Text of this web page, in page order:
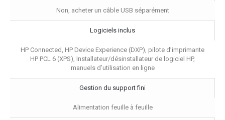
Non, acheter un câble USB séparément
Logiciels inclus
HP Connected, HP Device Experience (DXP), pilote d’imprimante
HP PCL 6 (XPS), Installateur/désinstallateur de logiciel HP,
manuels d’utilisation en ligne
Gestion du support fini
Alimentation feuille à feuille